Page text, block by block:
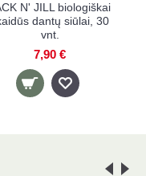
MUSHIE silikoniniai
šepetėliai, Blush/